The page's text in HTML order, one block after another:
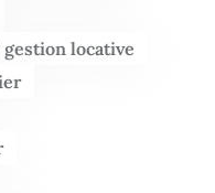
gestion locative